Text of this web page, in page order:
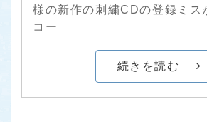
様の新作の刺繍CDの登録ミス
コー
続きを読む